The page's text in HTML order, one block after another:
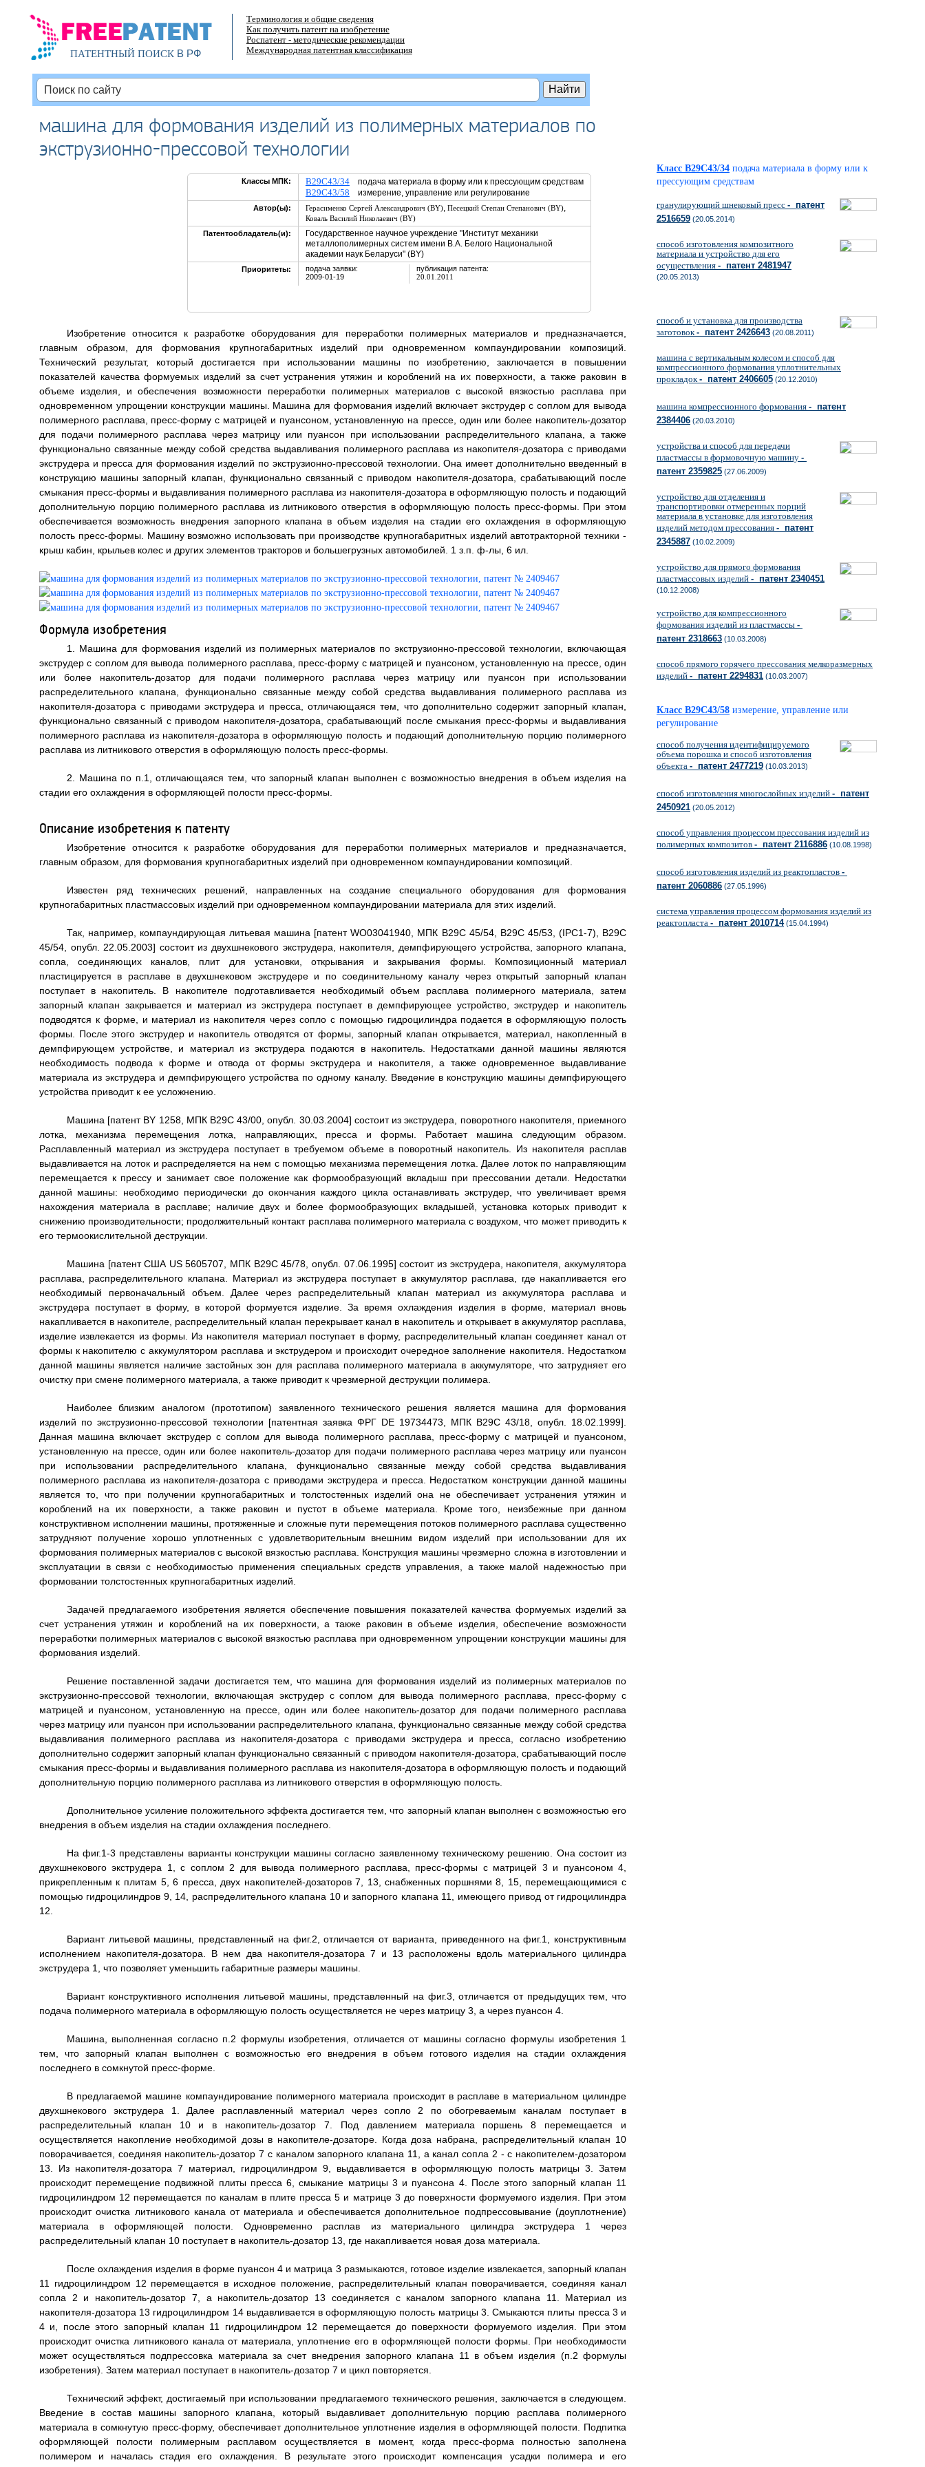
ПАТЕНТНЫЙ ПОИСКВ РФ
Терминология и общие сведения
Как получить патент на изобретение
Роспатент - методические рекомендации
Международная патентная классификация
машина для формования изделий из полимерных материалов по
экструзионно-прессовой технологии
Классы МПК: B29C43/34подача материала в форму или к прессующим средствам
B29C43/58 измерение, управление или регулирование
Автор(ы): Герасименко Сергей Александрович (BY), Песецкий Степан Степанович (BY),
Коваль Василий Николаевич (BY)
Патентообладатель(и):
Государственное научное учреждение "Институт механики
металлополимерных систем имени В.А. Белого Национальной
академии наук Беларуси" (BY)
Приоритеты:
подача заявки:
2009-01-19
публикация патента:
20.01.2011
Изобретение относится к разработке оборудования для переработки полимерных материалов и предназначается,
главным образом, для формования крупногабаритных изделий при одновременном компаундировании композиций.
Технический результат, который достигается при использовании машины по изобретению, заключается в повышении
показателей качества формуемых изделий за счет устранения утяжин и короблений на их поверхности, а также раковин в
объеме изделия, и обеспечения возможности переработки полимерных материалов с высокой вязкостью расплава при
одновременном упрощении конструкции машины. Машина для формования изделий включает экструдер с соплом для вывода
полимерного расплава, пресс-форму с матрицей и пуансоном, установленную на прессе, один или более накопитель-дозатор
для подачи полимерного расплава через матрицу или пуансон при использовании распределительного клапана, а также
функционально связанные между собой средства выдавливания полимерного расплава из накопителя-дозатора с приводами
экструдера и пресса для формования изделий по экструзионно-прессовой технологии. Она имеет дополнительно введенный в
конструкцию машины запорный клапан, функционально связанный с приводом накопителя-дозатора, срабатывающий после
смыкания пресс-формы и выдавливания полимерного расплава из накопителя-дозатора в оформляющую полость и подающий
дополнительную порцию полимерного расплава из литникового отверстия в оформляющую полость пресс-формы. При этом
обеспечивается возможность внедрения запорного клапана в объем изделия на стадии его охлаждения в оформляющую
полость пресс-формы. Машину возможно использовать при производстве крупногабаритных изделий автотракторной техники -
крыш кабин, крыльев колес и других элементов тракторов и большегрузных автомобилей. 1 з.п. ф-лы, 6 ил.
Формула изобретения
1. Машина для формования изделий из полимерных материалов по экструзионно-прессовой технологии, включающая
экструдер с соплом для вывода полимерного расплава, пресс-форму с матрицей и пуансоном, установленную на прессе, один
или более накопитель-дозатор для подачи полимерного расплава через матрицу или пуансон при использовании
распределительного клапана, функционально связанные между собой средства выдавливания полимерного расплава из
накопителя-дозатора с приводами экструдера и пресса, отличающаяся тем, что дополнительно содержит запорный клапан,
функционально связанный с приводом накопителя-дозатора, срабатывающий после смыкания пресс-формы и выдавливания
полимерного расплава из накопителя-дозатора в оформляющую полость и подающий дополнительную порцию полимерного
расплава из литникового отверстия в оформляющую полость пресс-формы.
2. Машина по п.1, отличающаяся тем, что запорный клапан выполнен с возможностью внедрения в объем изделия на
стадии его охлаждения в оформляющей полости пресс-формы.
Описание изобретения к патенту
Изобретение относится к разработке оборудования для переработки полимерных материалов и предназначается,
главным образом, для формования крупногабаритных изделий при одновременном компаундировании композиций.
Известен ряд технических решений, направленных на создание специального оборудования для формования
крупногабаритных пластмассовых изделий при одновременном компаундировании материала для этих изделий.
Так, например, компаундирующая литьевая машина [патент WO03041940, МПК B29C 45/54, B29C 45/53, (IPC1-7), B29C
45/54, опубл. 22.05.2003] состоит из двухшнекового экструдера, накопителя, демпфирующего устройства, запорного клапана,
сопла, соединяющих каналов, плит для установки, открывания и закрывания формы. Композиционный материал
пластицируется в расплаве в двухшнековом экструдере и по соединительному каналу через открытый запорный клапан
поступает в накопитель. В накопителе подготавливается необходимый объем расплава полимерного материала, затем
запорный клапан закрывается и материал из экструдера поступает в демпфирующее устройство, экструдер и накопитель
подводятся к форме, и материал из накопителя через сопло с помощью гидроцилиндра подается в оформляющую полость
формы. После этого экструдер и накопитель отводятся от формы, запорный клапан открывается, материал, накопленный в
демпфирующем устройстве, и материал из экструдера подаются в накопитель. Недостатками данной машины являются
необходимость подвода к форме и отвода от формы экструдера и накопителя, а также одновременное выдавливание
материала из экструдера и демпфирующего устройства по одному каналу. Введение в конструкцию машины демпфирующего
устройства приводит к ее усложнению.
Машина [патент BY 1258, МПК B29C 43/00, опубл. 30.03.2004] состоит из экструдера, поворотного накопителя, приемного
лотка, механизма перемещения лотка, направляющих, пресса и формы. Работает машина следующим образом.
Расплавленный материал из экструдера поступает в требуемом объеме в поворотный накопитель. Из накопителя расплав
выдавливается на лоток и распределяется на нем с помощью механизма перемещения лотка. Далее лоток по направляющим
перемещается к прессу и занимает свое положение как формообразующий вкладыш при прессовании детали. Недостатки
данной машины: необходимо периодически до окончания каждого цикла останавливать экструдер, что увеличивает время
нахождения материала в расплаве; наличие двух и более формообразующих вкладышей, установка которых приводит к
снижению производительности; продолжительный контакт расплава полимерного материала с воздухом, что может приводить к
его термоокислительной деструкции.
Машина [патент США US 5605707, МПК B29C 45/78, опубл. 07.06.1995] состоит из экструдера, накопителя, аккумулятора
расплава, распределительного клапана. Материал из экструдера поступает в аккумулятор расплава, где накапливается его
необходимый первоначальный объем. Далее через распределительный клапан материал из аккумулятора расплава и
экструдера поступает в форму, в которой формуется изделие. За время охлаждения изделия в форме, материал вновь
накапливается в накопителе, распределительный клапан перекрывает канал в накопитель и открывает в аккумулятор расплава,
изделие извлекается из формы. Из накопителя материал поступает в форму, распределительный клапан соединяет канал от
формы к накопителю с аккумулятором расплава и экструдером и происходит очередное заполнение накопителя. Недостатком
данной машины является наличие застойных зон для расплава полимерного материала в аккумуляторе, что затрудняет его
очистку при смене полимерного материала, а также приводит к чрезмерной деструкции полимера.
Наиболее близким аналогом (прототипом) заявленного технического решения является машина для формования
изделий по экструзионно-прессовой технологии [патентная заявка ФРГ DE 19734473, МПК B29C 43/18, опубл. 18.02.1999].
Данная машина включает экструдер с соплом для вывода полимерного расплава, пресс-форму с матрицей и пуансоном,
установленную на прессе, один или более накопитель-дозатор для подачи полимерного расплава через матрицу или пуансон
при использовании распределительного клапана, функционально связанные между собой средства выдавливания
полимерного расплава из накопителя-дозатора с приводами экструдера и пресса. Недостатком конструкции данной машины
является то, что при получении крупногабаритных и толстостенных изделий она не обеспечивает устранения утяжин и
короблений на их поверхности, а также раковин и пустот в объеме материала. Кроме того, неизбежные при данном
конструктивном исполнении машины, протяженные и сложные пути перемещения потоков полимерного расплава существенно
затрудняют получение хорошо уплотненных с удовлетворительным внешним видом изделий при использовании для их
формования полимерных материалов с высокой вязкостью расплава. Конструкция машины чрезмерно сложна в изготовлении и
эксплуатации в связи с необходимостью применения специальных средств управления, а также малой надежностью при
формовании толстостенных крупногабаритных изделий.
Задачей предлагаемого изобретения является обеспечение повышения показателей качества формуемых изделий за
счет устранения утяжин и короблений на их поверхности, а также раковин в объеме изделия, обеспечение возможности
переработки полимерных материалов с высокой вязкостью расплава при одновременном упрощении конструкции машины для
формования изделий.
Решение поставленной задачи достигается тем, что машина для формования изделий из полимерных материалов по
экструзионно-прессовой технологии, включающая экструдер с соплом для вывода полимерного расплава, пресс-форму с
матрицей и пуансоном, установленную на прессе, один или более накопитель-дозатор для подачи полимерного расплава
через матрицу или пуансон при использовании распределительного клапана, функционально связанные между собой средства
выдавливания полимерного расплава из накопителя-дозатора с приводами экструдера и пресса, согласно изобретению
дополнительно содержит запорный клапан функционально связанный с приводом накопителя-дозатора, срабатывающий после
смыкания пресс-формы и выдавливания полимерного расплава из накопителя-дозатора в оформляющую полость и подающий
дополнительную порцию полимерного расплава из литникового отверстия в оформляющую полость.
Дополнительное усиление положительного эффекта достигается тем, что запорный клапан выполнен с возможностью его
внедрения в объем изделия на стадии охлаждения последнего.
На фиг.1-3 представлены варианты конструкции машины согласно заявленному техническому решению. Она состоит из
двухшнекового экструдера 1, с соплом 2 для вывода полимерного расплава, пресс-формы с матрицей 3 и пуансоном 4,
прикрепленным к плитам 5, 6 пресса, двух накопителей-дозаторов 7, 13, снабженных поршнями 8, 15, перемещающимися с
помощью гидроцилиндров 9, 14, распределительного клапана 10 и запорного клапана 11, имеющего привод от гидроцилиндра
12.
Вариант литьевой машины, представленный на фиг.2, отличается от варианта, приведенного на фиг.1, конструктивным
исполнением накопителя-дозатора. В нем два накопителя-дозатора 7 и 13 расположены вдоль материального цилиндра
экструдера 1, что позволяет уменьшить габаритные размеры машины.
Вариант конструктивного исполнения литьевой машины, представленный на фиг.3, отличается от предыдущих тем, что
подача полимерного материала в оформляющую полость осуществляется не через матрицу 3, а через пуансон 4.
Машина, выполненная согласно п.2 формулы изобретения, отличается от машины согласно формулы изобретения 1
тем, что запорный клапан выполнен с возможностью его внедрения в объем готового изделия на стадии охлаждения
последнего в сомкнутой пресс-форме.
В предлагаемой машине компаундирование полимерного материала происходит в расплаве в материальном цилиндре
двухшнекового экструдера 1. Далее расплавленный материал через сопло 2 по обогреваемым каналам поступает в
распределительный клапан 10 и в накопитель-дозатор 7. Под давлением материала поршень 8 перемещается и
осуществляется накопление необходимой дозы в накопителе-дозаторе. Когда доза набрана, распределительный клапан 10
поворачивается, соединяя накопитель-дозатор 7 с каналом запорного клапана 11, а канал сопла 2 - с накопителем-дозатором
13. Из накопителя-дозатора 7 материал, гидроцилиндром 9, выдавливается в оформляющую полость матрицы 3. Затем
происходит перемещение подвижной плиты пресса 6, смыкание матрицы 3 и пуансона 4. После этого запорный клапан 11
гидроцилиндром 12 перемещается по каналам в плите пресса 5 и матрице 3 до поверхности формуемого изделия. При этом
происходит очистка литникового канала от материала и обеспечивается дополнительное подпрессовывание (доуплотнение)
материала в оформляющей полости. Одновременно расплав из материального цилиндра экструдера 1 через
распределительный клапан 10 поступает в накопитель-дозатор 13, где накапливается новая доза материала.
После охлаждения изделия в форме пуансон 4 и матрица 3 размыкаются, готовое изделие извлекается, запорный клапан
11 гидроцилиндром 12 перемещается в исходное положение, распределительный клапан поворачивается, соединяя канал
сопла 2 и накопитель-дозатор 7, а накопитель-дозатор 13 соединяется с каналом запорного клапана 11. Материал из
накопителя-дозатора 13 гидроцилиндром 14 выдавливается в оформляющую полость матрицы 3. Смыкаются плиты пресса 3 и
4 и, после этого запорный клапан 11 гидроцилиндром 12 перемещается до поверхности формуемого изделия. При этом
происходит очистка литникового канала от материала, уплотнение его в оформляющей полости формы. При необходимости
может осуществляться подпрессовка материала за счет внедрения запорного клапана 11 в объем изделия (п.2 формулы
изобретения). Затем материал поступает в накопитель-дозатор 7 и цикл повторяется.
Технический эффект, достигаемый при использовании предлагаемого технического решения, заключается в следующем.
Введение в состав машины запорного клапана, который выдавливает дополнительную порцию расплава полимерного
материала в сомкнутую пресс-форму, обеспечивает дополнительное уплотнение изделия в оформляющей полости. Подпитка
оформляющей полости полимерным расплавом осуществляется в момент, когда пресс-форма полностью заполнена
полимером и началась стадия его охлаждения. В результате этого происходит компенсация усадки полимера и его
Класс B29C43/34 подача материала в форму или к
прессующим средствам
гранулирующий шнековый пресс - патент
2516659 (20.05.2014)
способ изготовления композитного
материала и устройство для его
осуществления - патент 2481947
(20.05.2013)
способ и установка для производства
заготовок- патент 2426643 (20.08.2011)
машина с вертикальным колесом и способ для
компрессионного формования уплотнительных
прокладок- патент 2406605 (20.12.2010)
машина компрессионного формования - патент
2384406 (20.03.2010)
устройства и способ для передачи
пластмассы в формовочную машину -
патент 2359825 (27.06.2009)
устройство для отделения и
транспортировки отмеренных порций
материала в установке для изготовления
изделий методом прессования - патент
2345887 (10.02.2009)
устройство для прямого формования
пластмассовых изделий - патент 2340451
(10.12.2008)
устройство для компрессионного
формования изделий из пластмассы -
патент 2318663 (10.03.2008)
способ прямого горячего прессования мелкоразмерных
изделий - патент 2294831 (10.03.2007)
Класс B29C43/58 измерение, управление или
регулирование
способ получения идентифицируемого
объема порошка и способ изготовления
объекта - патент 2477219 (10.03.2013)
способ изготовления многослойных изделий - патент
2450921 (20.05.2012)
способ управления процессом прессования изделий из
полимерных композитов - патент 2116886 (10.08.1998)
способ изготовления изделий из реактопластов -
патент 2060886 (27.05.1996)
система управления процессом формования изделий из
реактопласта - патент 2010714(15.04.1994)